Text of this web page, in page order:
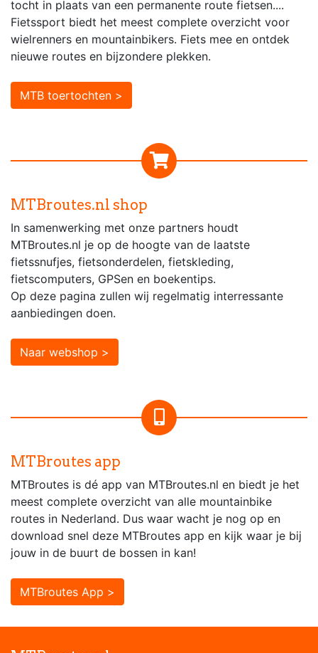
tocht in plaats van een permanente route fietsen....
Fietssport biedt het meest complete overzicht voor
wielrenners en mountainbikers. Fiets mee en ontdek
nieuwe routes en bijzondere plekken.
MTB toertochten >
MTBroutes.nl shop
In samenwerking met onze partners houdt
MTBroutes.nl je op de hoogte van de laatste
fietssnufjes, fietsonderdelen, fietskleding,
fietscomputers, GPSen en boekentips.
Op deze pagina zullen wij regelmatig interressante
aanbiedingen doen.
Naar webshop >
MTBroutes app
MTBroutes is dé app van MTBroutes.nl en biedt je het
meest complete overzicht van alle mountainbike
routes in Nederland. Dus waar wacht je nog op en
download snel deze MTBroutes app en kijk waar je bij
jouw in de buurt de bossen in kan!
MTBroutes App >